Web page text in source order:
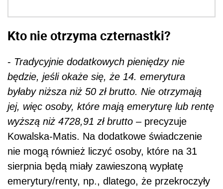
Kto nie otrzyma czternastki?
- Tradycyjnie dodatkowych pieniędzy nie
będzie, jeśli okaże się, że 14. emerytura
byłaby niższa niż 50 zł brutto. Nie otrzymają
jej, więc osoby, które mają emeryturę lub rentę
wyższą niż 4728,91 zł brutto – precyzuje
Kowalska-Matis. Na dodatkowe świadczenie
nie mogą również liczyć osoby, które na 31
sierpnia będą miały zawieszoną wypłatę
emerytury/renty, np., dlatego, że przekroczyły